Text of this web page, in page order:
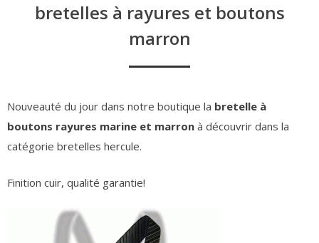
bretelles à rayures et boutons
marron
Nouveauté du jour dans notre boutique la bretelle à
boutons rayures marine et marron à découvrir dans la
catégorie bretelles hercule.
Finition cuir, qualité garantie!